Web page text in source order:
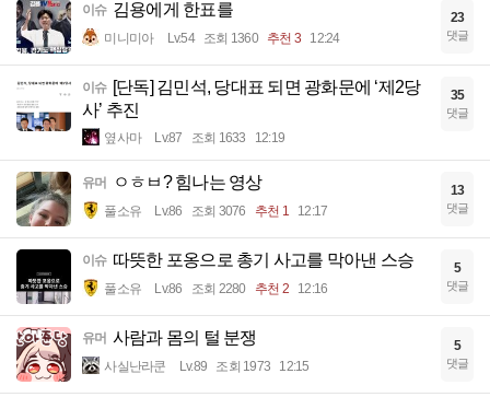
이슈 김용에게 한표를
미니미아 Lv.54 조회 1360 추천 3 12:24
23
댓글
이슈 [단독] 김민석, 당대표 되면 광화문에 ‘제2당
사’ 추진
옆사마 Lv.87 조회 1633 12:19
35
댓글
유머 ㅇㅎㅂ? 힘나는 영상
풀소유 Lv.86 조회 3076 추천 1 12:17
13
댓글
이슈 따뜻한 포옹으로 총기 사고를 막아낸 스승
풀소유 Lv.86 조회 2280 추천 2 12:16
5
댓글
유머 사람과 몸의 털 분쟁
사실난라쿤 Lv.89 조회 1973 12:15
5
댓글